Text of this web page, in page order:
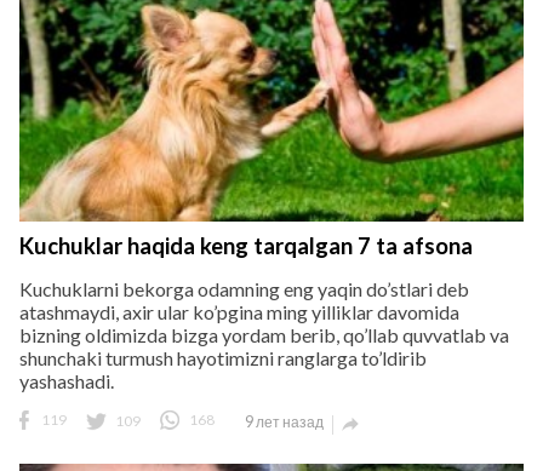
Kuchuklar haqida keng tarqalgan 7 ta afsona
Kuchuklarni bekorga odamning eng yaqin do’stlari deb
atashmaydi, axir ular ko’pgina ming yilliklar davomida
bizning oldimizda bizga yordam berib, qo’llab quvvatlab va
shunchaki turmush hayotimizni ranglarga to’ldirib
yashashadi.
119 109 168 9 лет назад 